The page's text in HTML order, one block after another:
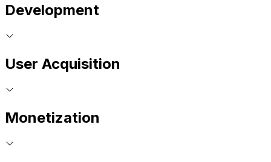
Development
User Acquisition
Monetization